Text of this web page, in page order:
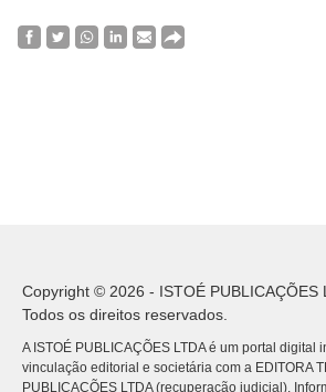
Copyright © 2026 - ISTOÉ PUBLICAÇÕES
Todos os direitos reservados.
A ISTOÉ PUBLICAÇÕES LTDA é um portal digital
vinculação editorial e societária com a EDITORA
PUBLICACÕES LTDA (recuperação judicial).